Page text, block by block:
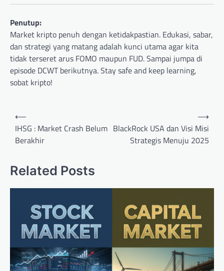
Penutup:
Market kripto penuh dengan ketidakpastian. Edukasi, sabar,
dan strategi yang matang adalah kunci utama agar kita
tidak terseret arus FOMO maupun FUD. Sampai jumpa di
episode DCWT berikutnya. Stay safe and keep learning,
sobat kripto!
Post
navigation
⟵
IHSG : Market Crash Belum
Berakhir
BlackRock USA dan Visi Misi
Strategis Menuju 2025
⟶
Related Posts